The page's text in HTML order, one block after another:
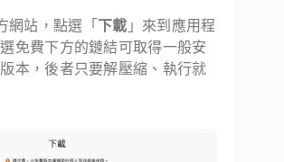
網站，點選「 下載 」來到應用程
免費下方的鏈結可取得一般安
本，後者只要解壓縮、執行就